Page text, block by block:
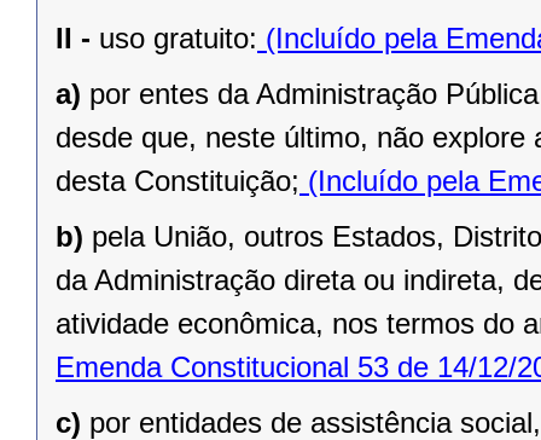
II - uso gratuito: (Incluído pela
a) por entes da Administração
desde que, neste último, não
desta Constituição; (Incluído pela
b) pela União, outros Estados,
da Administração direta ou indireta,
atividade econômica, nos termos do
Emenda Constitucional 53 de 14/12/
c) por entidades de assistência